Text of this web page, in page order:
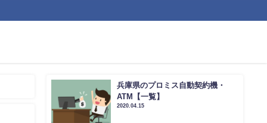
兵庫県のプロミス自動契約機・
ATM【一覧】
2020.04.15